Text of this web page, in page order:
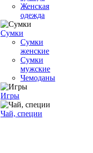
Женская
одежда
Сумки
Сумки
женские
Сумки
мужские
Чемоданы
Игры
Чай, специи